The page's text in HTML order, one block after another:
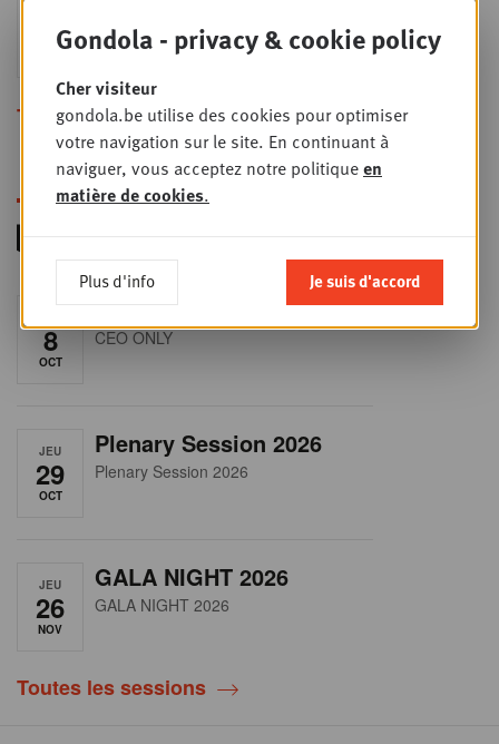
24
2026
Sales & Nego summit 2026
Toutes les formations
8
OCT
RET-TALK
CEO ONLY
JEU
29
OCT
Plenary Session 2026
Plenary Session 2026
JEU
26
NOV
GALA NIGHT 2026
GALA NIGHT 2026
Toutes les sessions
Gondola - privacy & cookie policy
Cher visiteur
gondola.be utilise des cookies pour optimiser
votre navigation sur le site. En continuant à
naviguer, vous acceptez notre politiqueen
matière de cookies.
Plus d'info Je suis d'accord